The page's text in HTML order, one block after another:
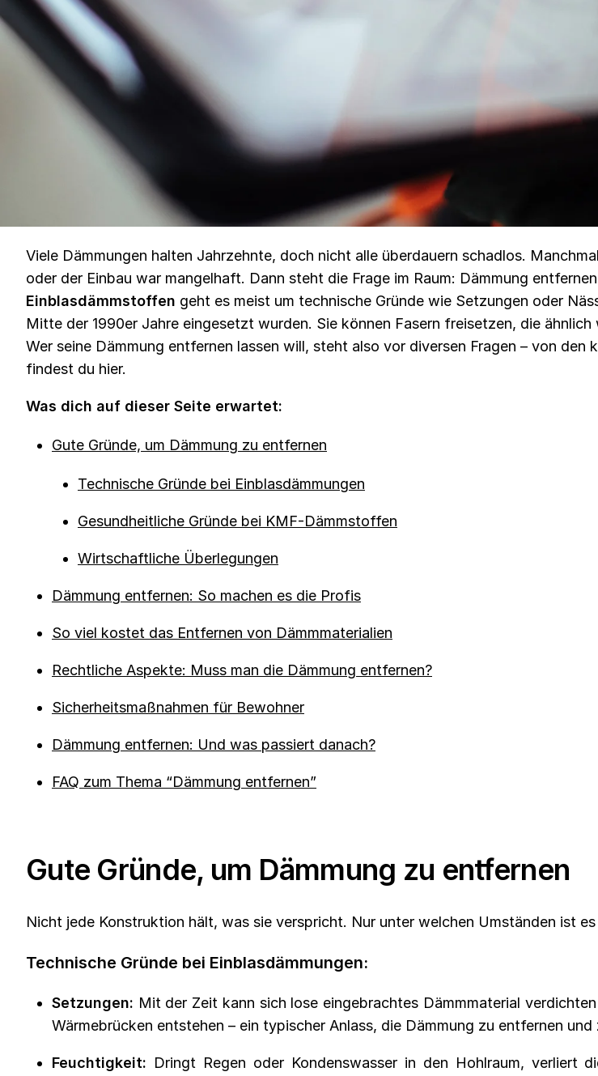
Viele Dämmungen halten Jahrzehnte, doch nicht alle überdauern schadlos.
oder der Einbau war mangelhaft. Dann steht die Frage im Raum: Dämmung
Einblasdämmstoffen geht es meist um technische Gründe wie Setzungen oder
Mitte der 1990er Jahre eingesetzt wurden. Sie können Fasern freisetzen, die
Wer seine Dämmung entfernen lassen will, steht also vor diversen Fragen – von
findest du hier.
Was dich auf dieser Seite erwartet:
Gute Gründe, um Dämmung zu entfernen
Technische Gründe bei Einblasdämmungen
Gesundheitliche Gründe bei KMF-Dämmstoffen
Wirtschaftliche Überlegungen
Dämmung entfernen: So machen es die Profis
So viel kostet das Entfernen von Dämmmaterialien
Rechtliche Aspekte: Muss man die Dämmung entfernen?
Sicherheitsmaßnahmen für Bewohner
Dämmung entfernen: Und was passiert danach?
FAQ zum Thema “Dämmung entfernen”
Gute Gründe, um Dämmung zu entfernen
Nicht jede Konstruktion hält, was sie verspricht. Nur unter welchen Umständen ist es
Technische Gründe bei Einblasdämmungen:
Setzungen: Mit der Zeit kann sich lose eingebrachtes Dämmmaterial
Wärmebrücken entstehen – ein typischer Anlass, die Dämmung zu entfernen und
Feuchtigkeit: Dringt Regen oder Kondenswasser in den Hohlraum, verliert